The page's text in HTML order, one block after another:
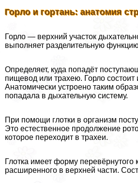
Горло и гортань: анатомия
Горло — верхний участок
выполняет разделительную
Определяет, куда попадёт
пищевод или трахею. Горло состоит
Анатомически устроено таким
попадала в дыхательную систему.
При помощи глотки в организм
Это естественное продолжение
которое переходит в трахеи.
Глотка имеет форму перевёрнутого
расширенного в верхней части.